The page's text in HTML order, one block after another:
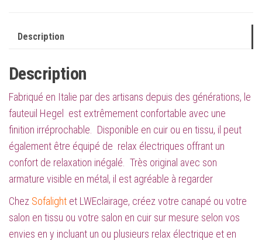
Description
Description
Fabriqué en Italie par des artisans depuis des générations, le
fauteuil Hegel est extrêmement confortable avec une
finition irréprochable. Disponible en cuir ou en tissu, il peut
également être équipé de relax électriques offrant un
confort de relaxation inégalé. Très original avec son
armature visible en métal, il est agréable à regarder
Chez Sofalight et LWEclairage, créez votre canapé ou votre
salon en tissu ou votre salon en cuir sur mesure selon vos
envies en y incluant un ou plusieurs relax électrique et en